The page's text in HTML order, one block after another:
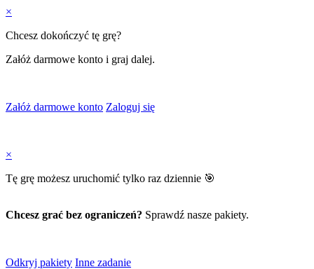
×
Chcesz dokończyć tę grę?
Załóż darmowe konto i graj dalej.
Załóż darmowe konto Zaloguj się
×
Tę grę możesz uruchomić tylko raz dziennie 🎯
Chcesz grać bez ograniczeń? Sprawdź nasze pakiety.
Odkryj pakiety Inne zadanie